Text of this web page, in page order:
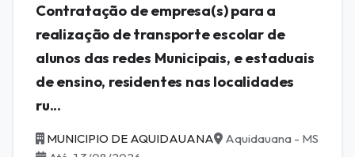
Contratação de empresa(s) para a
realização de transporte escolar de
alunos das redes Municipais, e estaduais
de ensino, residentes nas localidades
ru...
MUNICIPIO DE AQUIDAUANA
Aquidauana - MS